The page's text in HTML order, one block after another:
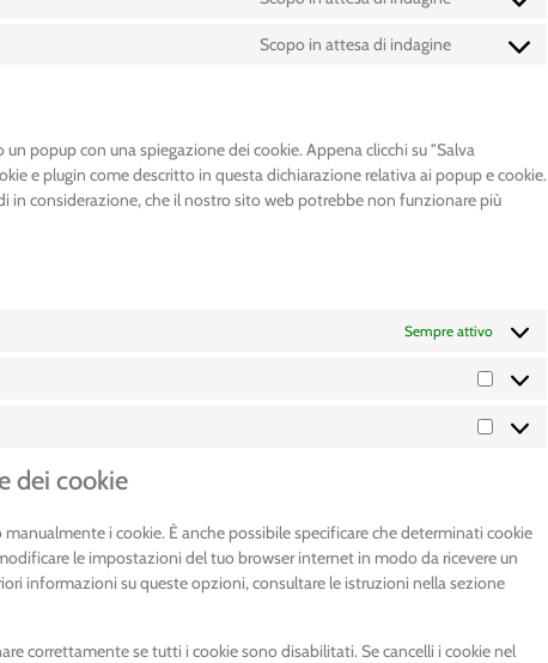
Scopo in attesa di indagine
popup con una spiegazione dei cookie. Appena clicchi su "Salva
e plugin come descritto in questa dichiarazione relativa ai popup e cookie.
in considerazione, che il nostro sito web potrebbe non funzionare più
Sempre attivo
dei cookie
i cookie. È anche possibile specificare che determinati cookie
le impostazioni del tuo browser internet in modo da ricevere un
informazioni su queste opzioni, consultare le istruzioni nella sezione
correttamente se tutti i cookie sono disabilitati. Se cancelli i cookie nel